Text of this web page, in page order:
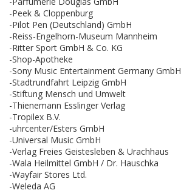
-Peek & Cloppenburg
-Pilot Pen (Deutschland) GmbH
-Reiss-Engelhorn-Museum Mannheim
-Ritter Sport GmbH & Co. KG
-Shop-Apotheke
-Sony Music Entertainment Germany GmbH
-Stadtrundfahrt Leipzig GmbH
-Stiftung Mensch und Umwelt
-Thienemann Esslinger Verlag
-Tropilex B.V.
-uhrcenter/Esters GmbH
-Universal Music GmbH
-Verlag Freies Geistesleben & Urachhaus
-Wala Heilmittel GmbH / Dr. Hauschka
-Wayfair Stores Ltd.
-Weleda AG